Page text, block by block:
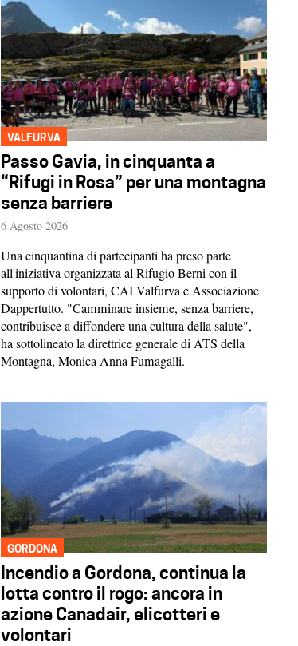
VALFURVA
Passo Gavia, in cinquanta a
“Rifugi in Rosa” per una montagna
senza barriere
6 Agosto 2026
Una cinquantina di partecipanti ha preso parte
all'iniziativa organizzata al Rifugio Berni con il
supporto di volontari, CAI Valfurva e Associazione
Dappertutto. "Camminare insieme, senza barriere,
contribuisce a diffondere una cultura della salute",
ha sottolineato la direttrice generale di ATS della
Montagna, Monica Anna Fumagalli.
GORDONA
Incendio a Gordona, continua la
lotta contro il rogo: ancora in
azione Canadair, elicotteri e
volontari